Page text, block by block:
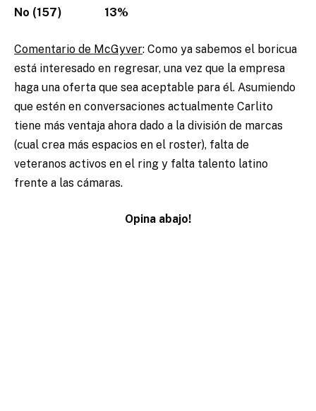
No (157) 13%
Comentario de McGyver: Como ya sabemos el boricua
está interesado en regresar, una vez que la empresa
haga una oferta que sea aceptable para él. Asumiendo
que estén en conversaciones actualmente Carlito
tiene más ventaja ahora dado a la división de marcas
(cual crea más espacios en el roster), falta de
veteranos activos en el ring y falta talento latino
frente a las cámaras.
Opina abajo!